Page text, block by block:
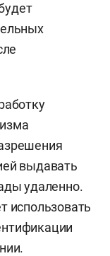
выдавать
удаленно.
использовать